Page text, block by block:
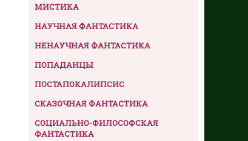
МИСТИКА
НАУЧНАЯ ФАНТАСТИКА
НЕНАУЧНАЯ ФАНТАСТИКА
ПОПАДАНЦЫ
ПОСТАПОКАЛИПСИС
СКАЗОЧНАЯ ФАНТАСТИКА
СОЦИАЛЬНО-ФИЛОСОФСКАЯ
ФАНТАСТИКА